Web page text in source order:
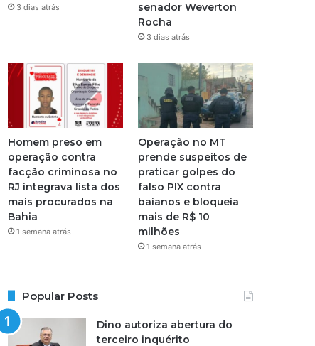
m
3 dias atrás
senador Weverton
Rocha
3 dias atrás
Homem preso em
operação contra
facção criminosa no
RJ integrava lista dos
mais procurados na
Bahia
1 semana atrás
Operação no MT
prende suspeitos de
praticar golpes do
falso PIX contra
baianos e bloqueia
mais de R$ 10
milhões
1 semana atrás
Popular Posts
Dino autoriza abertura do
terceiro inquérito